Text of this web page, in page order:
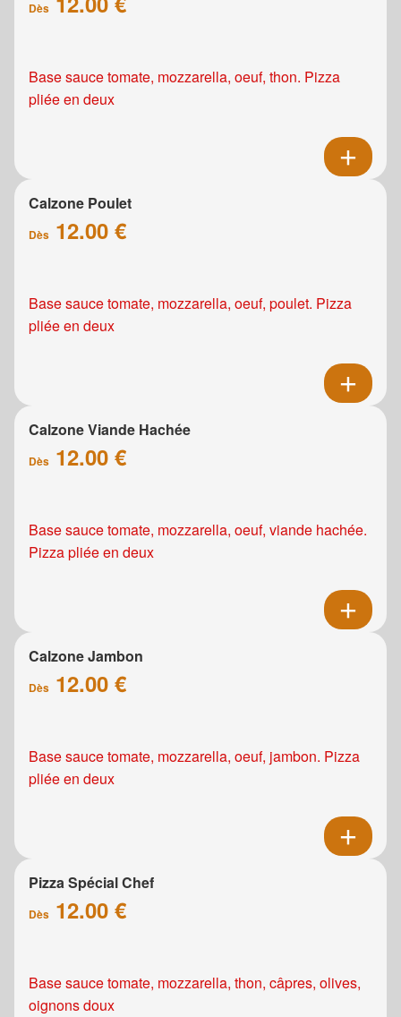
Dès
Base sauce tomate, mozzarella, oeuf, thon. Pizza
pliée en deux
Calzone Poulet
Dès 12.00 €
Base sauce tomate, mozzarella, oeuf, poulet. Pizza
pliée en deux
Calzone Viande Hachée
Dès 12.00 €
Base sauce tomate, mozzarella, oeuf, viande hachée.
Pizza pliée en deux
Calzone Jambon
Dès 12.00 €
Base sauce tomate, mozzarella, oeuf, jambon. Pizza
pliée en deux
Pizza Spécial Chef
Dès 12.00 €
Base sauce tomate, mozzarella, thon, câpres, olives,
oignons doux